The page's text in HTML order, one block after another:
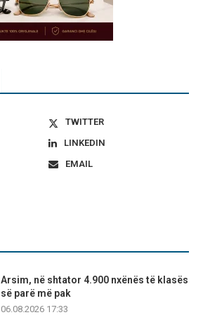
TWITTER
LINKEDIN
EMAIL
Arsim, në shtator 4.900 nxënës të klasës
së parë më pak
06.08.2026 17:33